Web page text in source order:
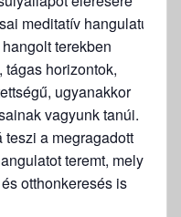
meditatív hangulatú
terekben
horizontok,
ugyanakkor
vagyunk tanúi.
a megragadott
teremt, melyet
otthonkeresés is